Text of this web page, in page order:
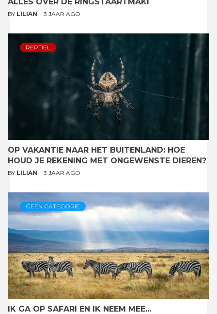
BY LILIAN 3 JAAR AGO
REPTIEL
OP VAKANTIE NAAR HET BUITENLAND: HOE
HOUD JE REKENING MET ONGEWENSTE DIEREN?
BY LILIAN 3 JAAR AGO
GEEN CATEGORIE
IK GA OP SAFARI EN IK NEEM MEE…